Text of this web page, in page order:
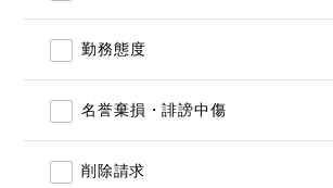
勤務態度
名誉棄損・誹謗中傷
削除請求